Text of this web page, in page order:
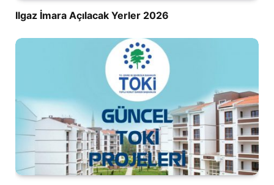
Ilgaz İmara Açılacak Yerler 2026